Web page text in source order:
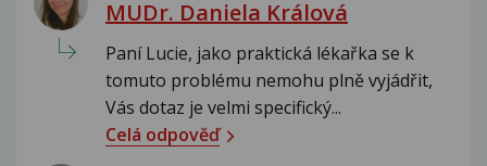
MUDr. Daniela Králová
Paní Lucie, jako praktická lékařka se k
tomuto problému nemohu plně vyjádřit,
Vás dotaz je velmi specifický...
Celá odpověď